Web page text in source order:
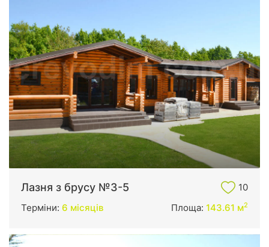
Лазня з брусу №3-5
10
Терміни: 6 місяців Площа: 143.61 м2